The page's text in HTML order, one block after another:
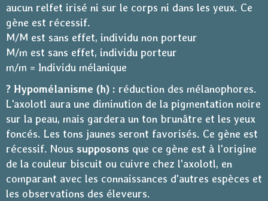
aucun relfet irisé ni sur le corps ni dans les yeux. Ce
gène est récessif.
M/M est sans effet, individu non porteur
M/m est sans effet, individu porteur
m/m = Individu mélanique
? Hypomélanisme (h) : réduction des mélanophores.
L'axolotl aura une diminution de la pigmentation noire
sur la peau, mais gardera un ton brunâtre et les yeux
foncés. Les tons jaunes seront favorisés. Ce gène est
récessif. Nous supposons que ce gène est à l'origine
de la couleur biscuit ou cuivre chez l'axolotl, en
comparant avec les connaissances d'autres espèces et
les observations des éleveurs.